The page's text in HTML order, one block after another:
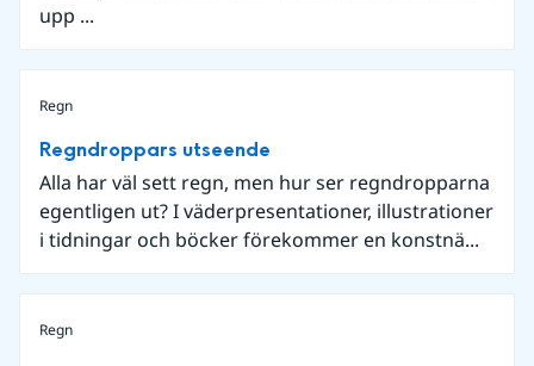
upp ...
Regn
Regndroppars utseende
Alla har väl sett regn, men hur ser regndropparna
egentligen ut? I väderpresentationer, illustrationer
i tidningar och böcker förekommer en konstnä...
Regn